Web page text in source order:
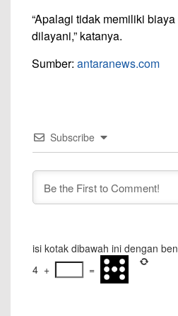
“Apalagi tidak memiliki
dilayani,” katanya.
Sumber: antaranews.com
Subscribe
isi kotak dibawah ini dengan
4 + =